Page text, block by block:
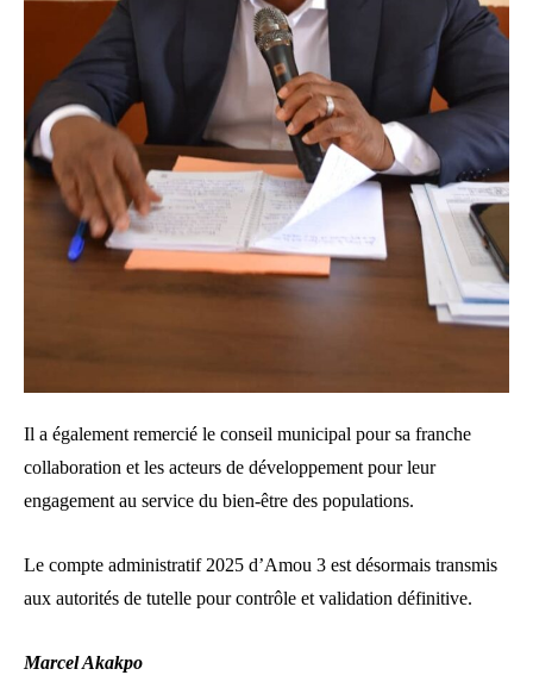
Il a également remercié le conseil municipal pour sa franche
collaboration et les acteurs de développement pour leur
engagement au service du bien-être des populations.
Le compte administratif 2025 d’Amou 3 est désormais transmis
aux autorités de tutelle pour contrôle et validation définitive.
Marcel Akakpo